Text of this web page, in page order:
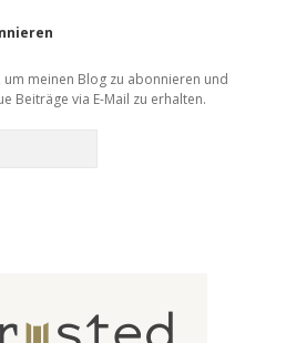
um meinen Blog zu abonnieren und
Beiträge via E-Mail zu erhalten.